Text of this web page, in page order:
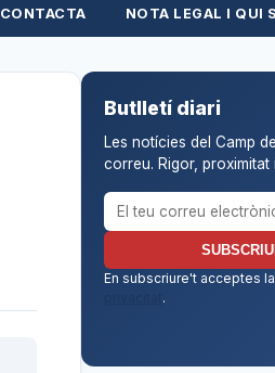
CONTACTA NOTA LEGAL I QUI
Butlletí diari
Les notícies del Camp
correu. Rigor, proximitat
Correu electrònic per al
En subscriure't acceptes la
.